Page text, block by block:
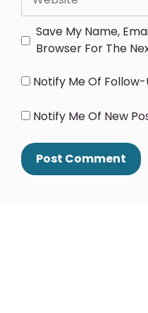
Save My Name,
Browser For The
Notify Me Of
Notify Me Of New